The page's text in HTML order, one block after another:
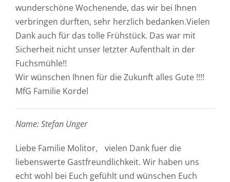
wunderschöne Wochenende, das wir bei Ihnen
verbringen durften, sehr herzlich bedanken.Vielen
Dank auch für das tolle Frühstück. Das war mit
Sicherheit nicht unser letzter Aufenthalt in der
Fuchsmühle!!
Wir wünschen Ihnen für die Zukunft alles Gute !!!!
MfG Familie Kordel
Name: Stefan Unger
Liebe Familie Molitor, vielen Dank fuer die
liebenswerte Gastfreundlichkeit. Wir haben uns
echt wohl bei Euch gefühlt und wünschen Euch